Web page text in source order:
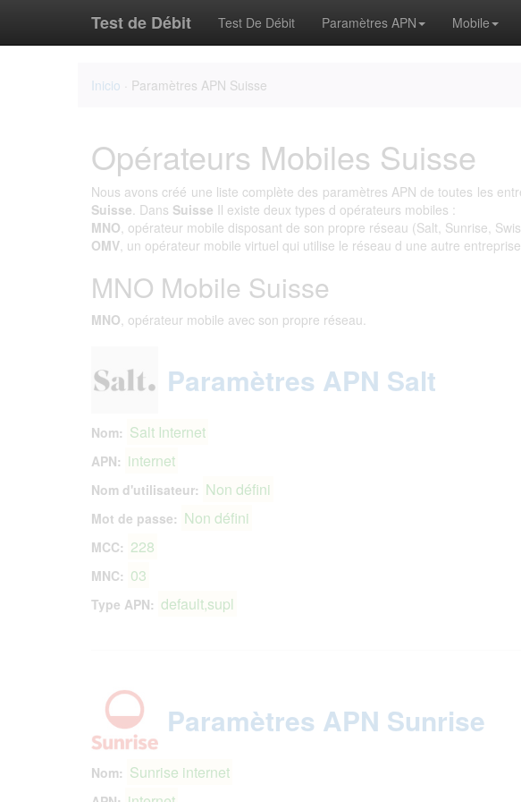
Test de Débit Test De Débit Paramètres APN Mobile
Inicio · Paramètres APN Suisse
Opérateurs Mobiles Suisse
Nous avons créé une liste complète des paramètres APN de toutes les
Suisse. Dans Suisse Il existe deux types d opérateurs mobiles :
MNO, opérateur mobile disposant de son propre réseau (Salt, Sunrise,
OMV, un opérateur mobile virtuel qui utilise le réseau d une autre
MNO Mobile Suisse
MNO, opérateur mobile avec son propre réseau.
Paramètres APN Salt
Nom: Salt Internet
APN: internet
Nom d'utilisateur: Non défini
Mot de passe: Non défini
MCC: 228
MNC: 03
Type APN: default,supl
Paramètres APN Sunrise
Nom: Sunrise internet